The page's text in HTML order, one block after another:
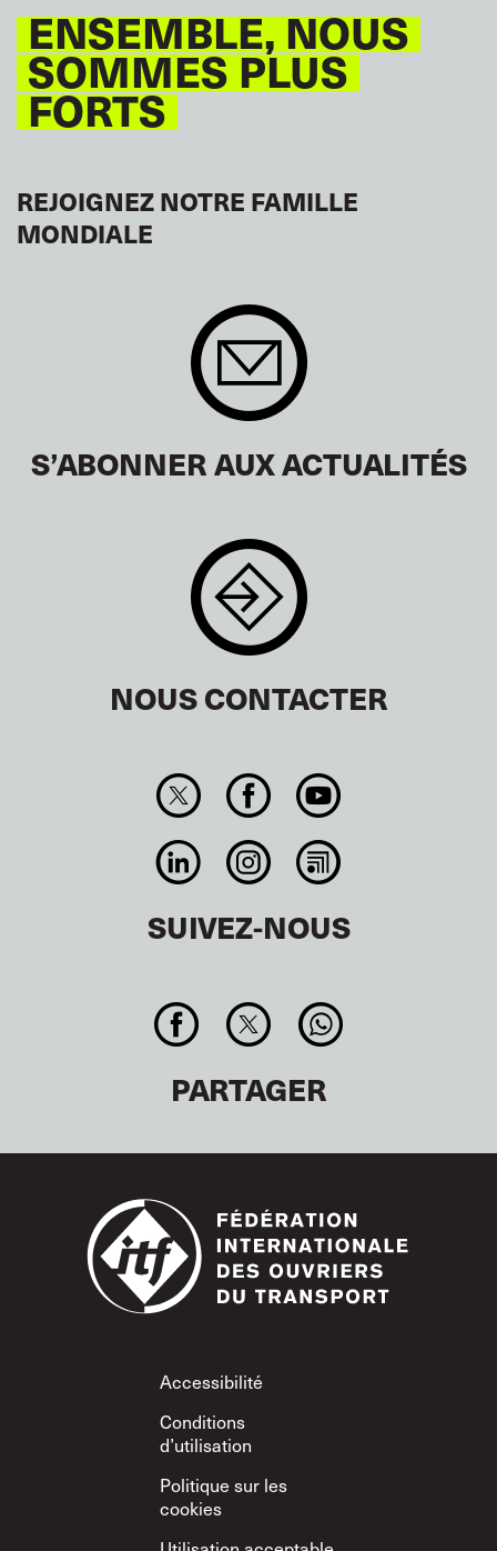
ENSEMBLE, NOUS
SOMMES PLUS
FORTS
REJOIGNEZ NOTRE FAMILLE
MONDIALE
S’ABONNER AUX ACTUALITÉS
NOUS CONTACTER
SUIVEZ-NOUS
PARTAGER
Footer
Accessibilité
Conditions
d’utilisation
Politique sur les
cookies